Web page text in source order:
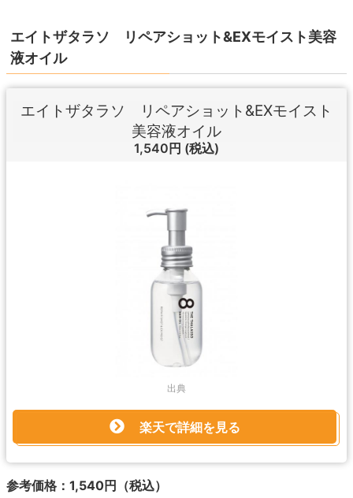
エイトザタラソ リペアショット&EXモイスト美容
液オイル
エイトザタラソ リペアショット&EXモイスト
美容液オイル
1,540円 (税込)
出典
楽天で詳細を見る
参考価格：1,540円（税込）